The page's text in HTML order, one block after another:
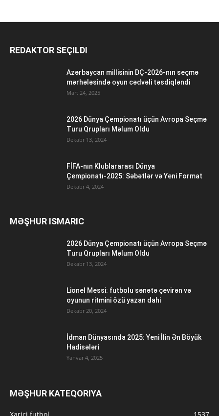
REDAKTOR SEÇILDI
Azərbaycan millisinin DÇ-2026-nın seçmə
mərhələsində oyun cədvəli təsdiqləndi
Mart 24, 2025
2026 Dünya Çempionatı üçün Avropa Seçmə
Turu Qrupları Məlum Oldu
Dekabr 13, 2024
FİFA-nın Klublararası Dünya
Çempionatı-2025: Səbətlər və Yeni Format
Dekabr 4, 2024
MƏŞHUR ISMARIC
2026 Dünya Çempionatı üçün Avropa Seçmə
Turu Qrupları Məlum Oldu
Dekabr 13, 2024
Lionel Messi: futbolu sənətə çevirən və
oyunun ritmini özü yazan dahi
Dekabr 20, 2024
İdman Dünyasında 2025: Yeni İlin Ən Böyük
Hadisələri
Yanvar 4, 2025
MƏŞHUR KATEQORIYA